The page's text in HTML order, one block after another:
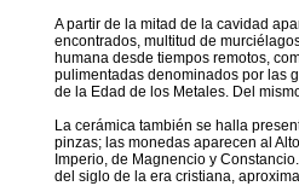
A partir de la mitad de la cavidad
encontrados, multitud de
humana desde tiempos remotos,
pulimentadas denominados por las
de la Edad de los Metales. Del
La cerámica también se halla
pinzas; las monedas aparecen al
Imperio, de Magnencio y
del siglo de la era cristiana,